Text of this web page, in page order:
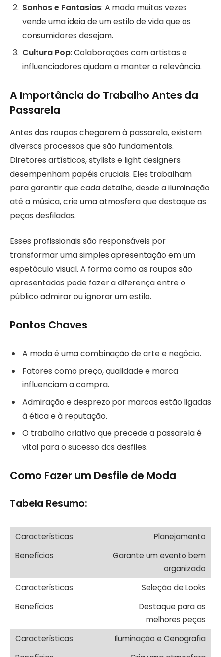
Sonhos e Fantasias: A moda muitas vezes
vende uma ideia de um estilo de vida que os
consumidores desejam.
Cultura Pop: Colaborações com artistas e
influenciadores ajudam a manter a relevância.
A Importância do Trabalho Antes da
Passarela
Antes das roupas chegarem à passarela, existem
diversos processos que são fundamentais.
Diretores artísticos, stylists e light designers
desempenham papéis cruciais. Eles trabalham
para garantir que cada detalhe, desde a iluminação
até a música, crie uma atmosfera que destaque as
peças desfiladas.
Esses profissionais são responsáveis por
transformar uma simples apresentação em um
espetáculo visual. A forma como as roupas são
apresentadas pode fazer a diferença entre o
público admirar ou ignorar um estilo.
Pontos Chaves
A moda é uma combinação de arte e negócio.
Fatores como preço, qualidade e marca
influenciam a compra.
Admiração e desprezo por marcas estão ligadas
à ética e à reputação.
O trabalho criativo que precede a passarela é
vital para o sucesso dos desfiles.
Como Fazer um Desfile de Moda
Tabela Resumo:
Planejamento
Garante um evento bem
organizado
Seleção de Looks
Destaque para as
melhores peças
Iluminação e Cenografia